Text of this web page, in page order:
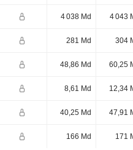
4 038 Md 4 043
281 Md 304
48,86 Md 60,25
8,61 Md 12,34
40,25 Md 47,91
166 Md 171